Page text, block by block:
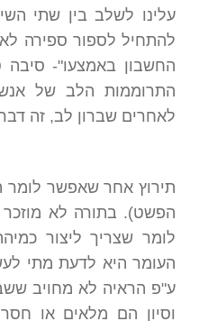
עלינו לשלב בין שתי
להתחיל לספור ספירה
החשבון באמצעו"- סיבה
התרוממות הלב של
לאחרים שברון לב, זה
תירוץ אחר שאפשר לומר
הפשט). בתורה לא
לומר שצריך ליצור
העומר היא לדעת מתי
ע"פ הראיה לא מחויב
וסיון הם מלאים או